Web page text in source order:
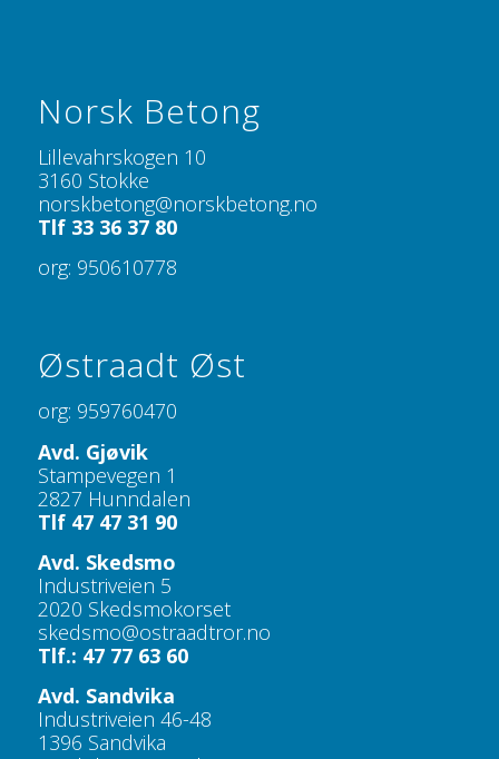
Norsk Betong
Lillevahrskogen 10
3160 Stokke
norskbetong@norskbetong.no
Tlf 33 36 37 80
org: 950610778
Østraadt Øst
org: 959760470
Avd. Gjøvik
Stampevegen 1
2827 Hunndalen
Tlf 47 47 31 90
Avd. Skedsmo
Industriveien 5
2020 Skedsmokorset
skedsmo@ostraadtror.no
Tlf.: 47 77 63 60
Avd. Sandvika
Industriveien 46-48
1396 Sandvika